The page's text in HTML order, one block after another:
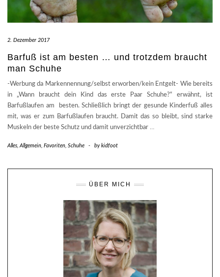
2. Dezember 2017
Barfuß ist am besten … und trotzdem braucht
man Schuhe
-Werbung da Markennennung/selbst erworben/kein Entgelt- Wie bereits
in „Wann braucht dein Kind das erste Paar Schuhe?“ erwähnt, ist
Barfußlaufen am besten. Schließlich bringt der gesunde Kinderfuß alles
mit, was er zum Barfußlaufen braucht. Damit das so bleibt, sind starke
Muskeln der beste Schutz und damit unverzichtbar …
Alles,Allgemein, Favoriten, Schuhe - bykidfoot
ÜBER MICH